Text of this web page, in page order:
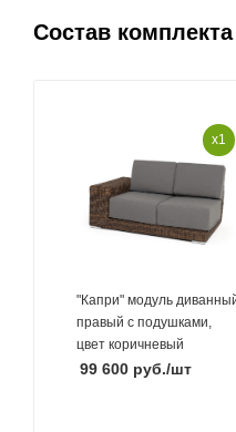
Состав комплекта
x1
"Капри" модуль
правый с подушками,
цвет коричневый
99 600руб./шт